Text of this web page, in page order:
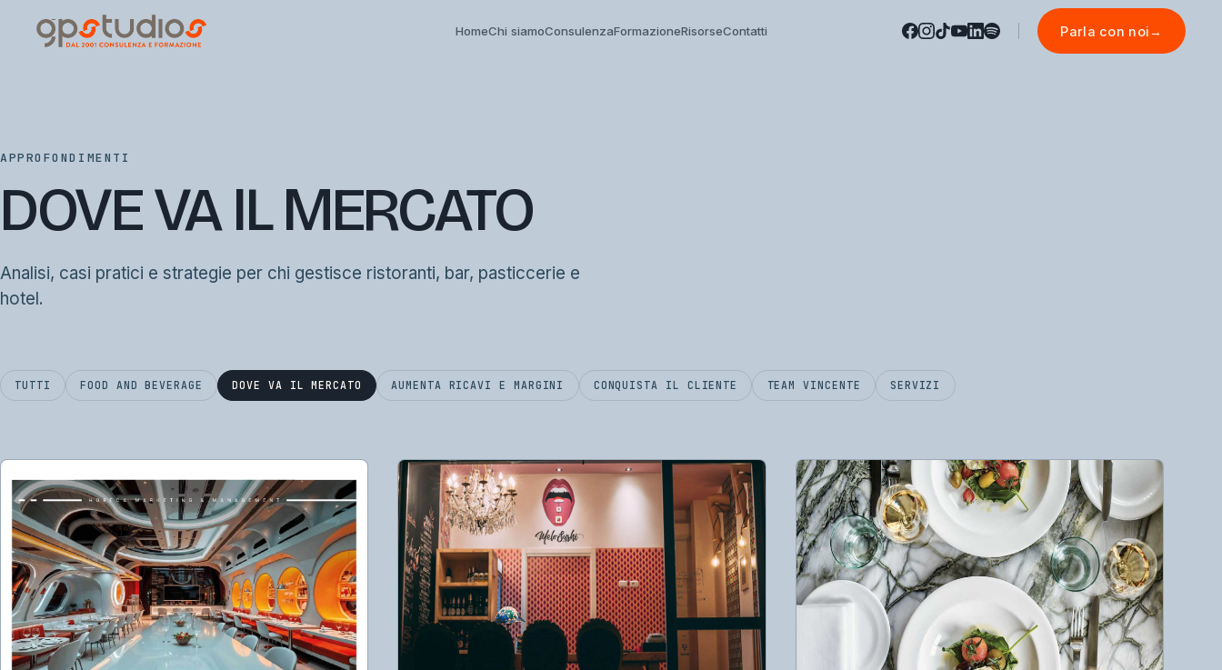
HomeChi siamoConsulenzaFormazioneRisorseContatti Parla con noi→
APPROFONDIMENTI
DOVE VA IL MERCATO
Analisi, casi pratici e strategie per chi gestisce ristoranti, bar, pasticcerie e
hotel.
TUTTI FOOD AND BEVERAGE DOVE VA IL MERCATO AUMENTA RICAVI E MARGINI CONQUISTA IL CLIENTE TEAM VINCENTE SERVIZI